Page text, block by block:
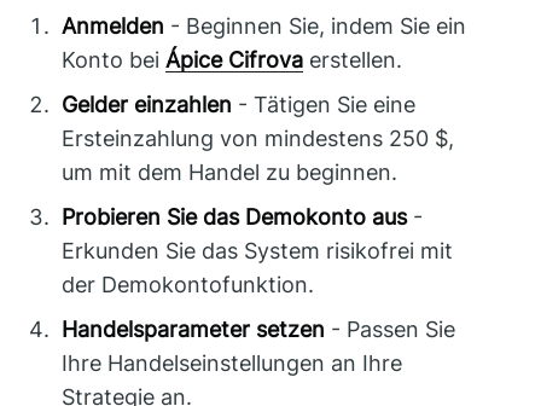
Anmelden - Beginnen Sie, indem Sie ein
Konto beiÁpice Cifrova erstellen.
Gelder einzahlen - Tätigen Sie eine
Ersteinzahlung von mindestens 250 $,
um mit dem Handel zu beginnen.
Probieren Sie das Demokonto aus-
Erkunden Sie das System risikofrei mit
der Demokontofunktion.
Handelsparameter setzen - Passen Sie
Ihre Handelseinstellungen an Ihre
Strategie an.